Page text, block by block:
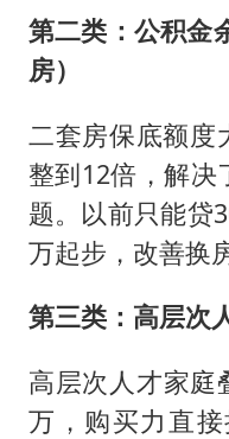
第二类：公积金
房）
二套房保底额度
整到12倍，解决
题。以前只能贷
万起步，改善换
第三类：高层次
高层次人才家庭
万，购买力直